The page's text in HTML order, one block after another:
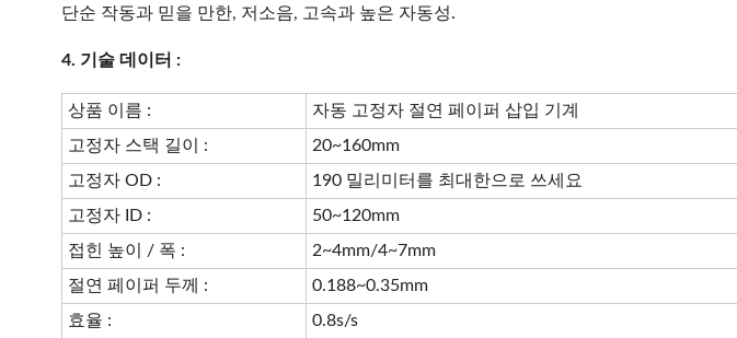
단순 작동과 믿을 만한, 저소음, 고속과 높은 자동성.
4. 기술 데이터 :
상품 이름 :
자동 고정자 절연 페이퍼 삽입 기계
고정자 스택 길이 :
20~160mm
고정자 OD :
190 밀리미터를 최대한으로 쓰세요
고정자 ID :
50~120mm
접힌 높이 / 폭 :
2~4mm/4~7mm
절연 페이퍼 두께 :
0.188~0.35mm
효율 :
0.8s/s